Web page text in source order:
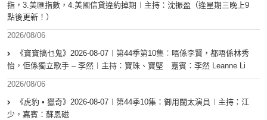
指，3.美匯指數，4.美國信貸違約掉期︱主持：沈振盈（逢星期三晚上9
點後更新！）
2026/08/06
《寶寶搞乜鬼》2026-08-07︱第44季第10集︰唔係李賢，都唔係林秀
怡，佢係獨立歌手 – 李然︱主持：寶珠、寶堅 嘉賓：李然 Leanne Li
2026/08/06
《虎豹 • 獵奇》2026-08-07︱第44季10集：御用闊太演員︱主持：江
少，嘉賓：蘇恩磁